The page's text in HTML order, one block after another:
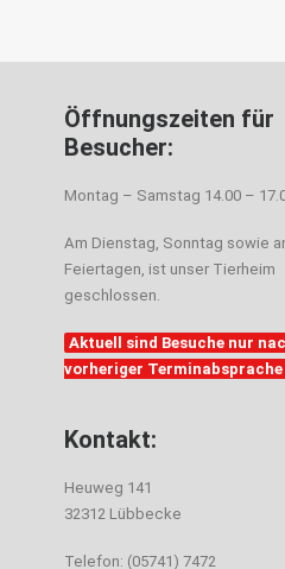
Öffnungszeiten für
Besucher:
Montag – Samstag 14.00 –
Am Dienstag, Sonntag sowie
Feiertagen, ist unser Tierheim
geschlossen.
Aktuell sind Besuche nur
vorheriger
Kontakt:
Heuweg 141
32312 Lübbecke
Telefon: (05741) 7472